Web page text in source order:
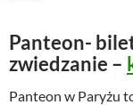
Panteon-
zwiedzanie –
Panteon w Paryżu